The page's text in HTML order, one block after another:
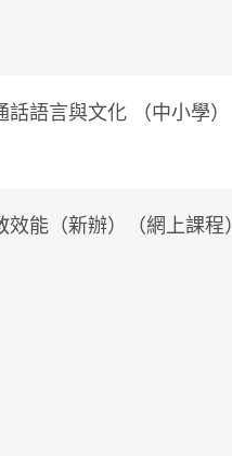
語言與文化 （中小學）
效能 （新辦）（網上課程）